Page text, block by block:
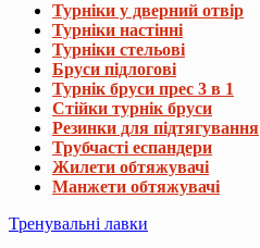
Турніки у дверний отвір
Турніки настінні
Турніки стельові
Бруси підлогові
Турнік бруси прес 3 в 1
Стійки турнік бруси
Резинки для підтягування
Трубчасті еспандери
Жилети обтяжувачі
Манжети обтяжувачі
Тренувальні лавки